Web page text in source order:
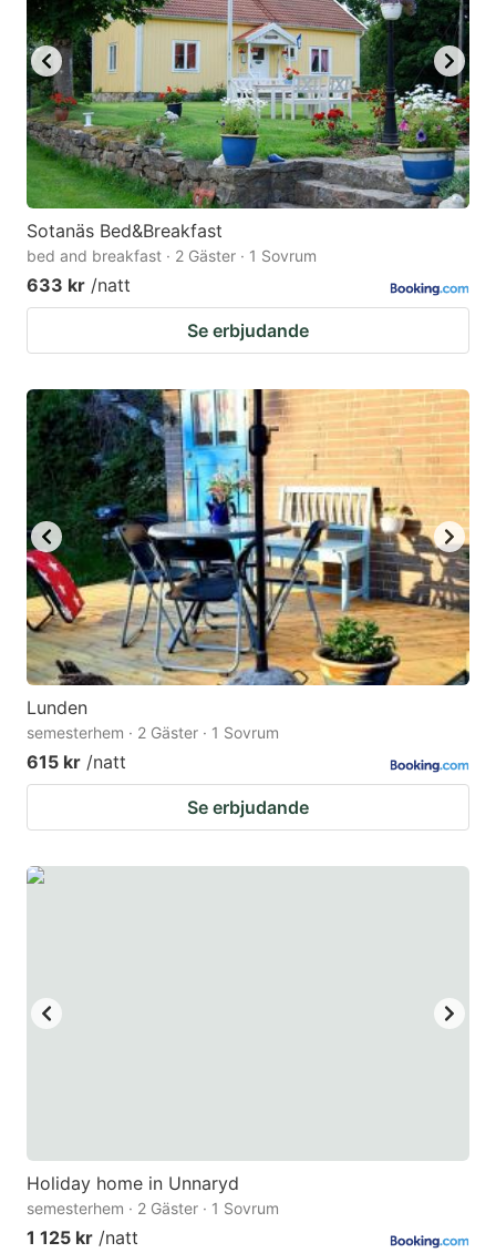
Sotanäs Bed&Breakfast
bed and breakfast · 2 Gäster · 1 Sovrum
633 kr /natt
Se erbjudande
Lunden
semesterhem · 2 Gäster · 1 Sovrum
615 kr /natt
Se erbjudande
Holiday home in Unnaryd
semesterhem · 2 Gäster · 1 Sovrum
1 125 kr /natt